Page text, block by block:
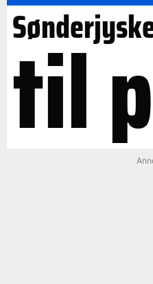
til